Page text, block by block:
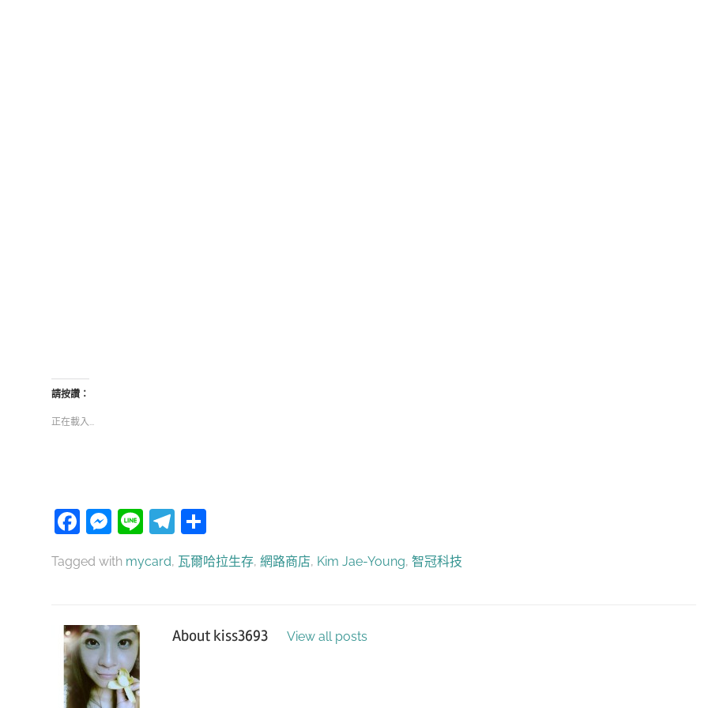
請按讚：
正在載入...
Facebook
Messenger
LineTelegram
分
Tagged with mycard, 瓦爾哈拉生存, 網路商店, Kim Jae-Young, 智冠科技
About kiss3693 View all posts